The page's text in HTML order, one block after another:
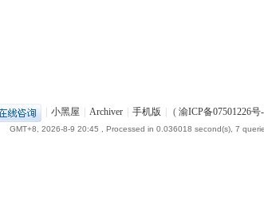
小黑屋 Archiver 手机版 ( 渝ICP备07501226号
GMT+8, 2026-8-9 20:45 , Processed in 0.036018 second(s), 7